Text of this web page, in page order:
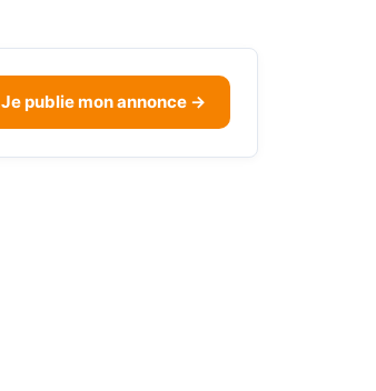
Je publie mon annonce →